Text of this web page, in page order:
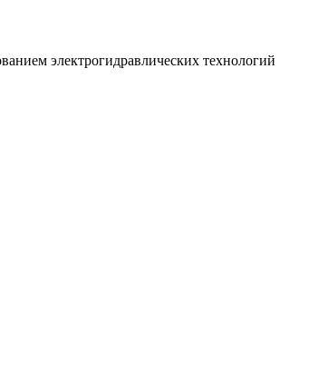
электрогидравлических технологий